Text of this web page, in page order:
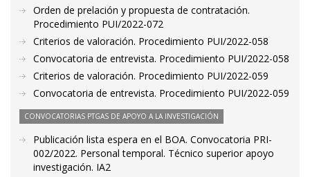
Orden de prelación y propuesta de contratación.
Procedimiento PUI/2022-072
Criterios de valoración. Procedimiento PUI/2022-058
Convocatoria de entrevista. Procedimiento PUI/2022-058
Criterios de valoración. Procedimiento PUI/2022-059
Convocatoria de entrevista. Procedimiento PUI/2022-059
CONVOCATORIAS PTGAS DE APOYO A LA INVESTIGACIÓN
Publicación lista espera en el BOA. Convocatoria PRI-
002/2022. Personal temporal. Técnico superior apoyo
investigación. IA2